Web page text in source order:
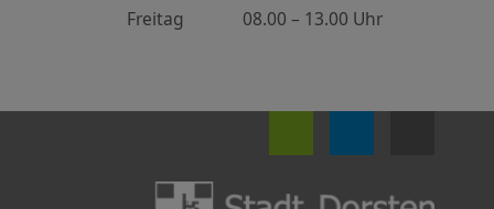
Freitag
08.00 – 13.00 Uhr